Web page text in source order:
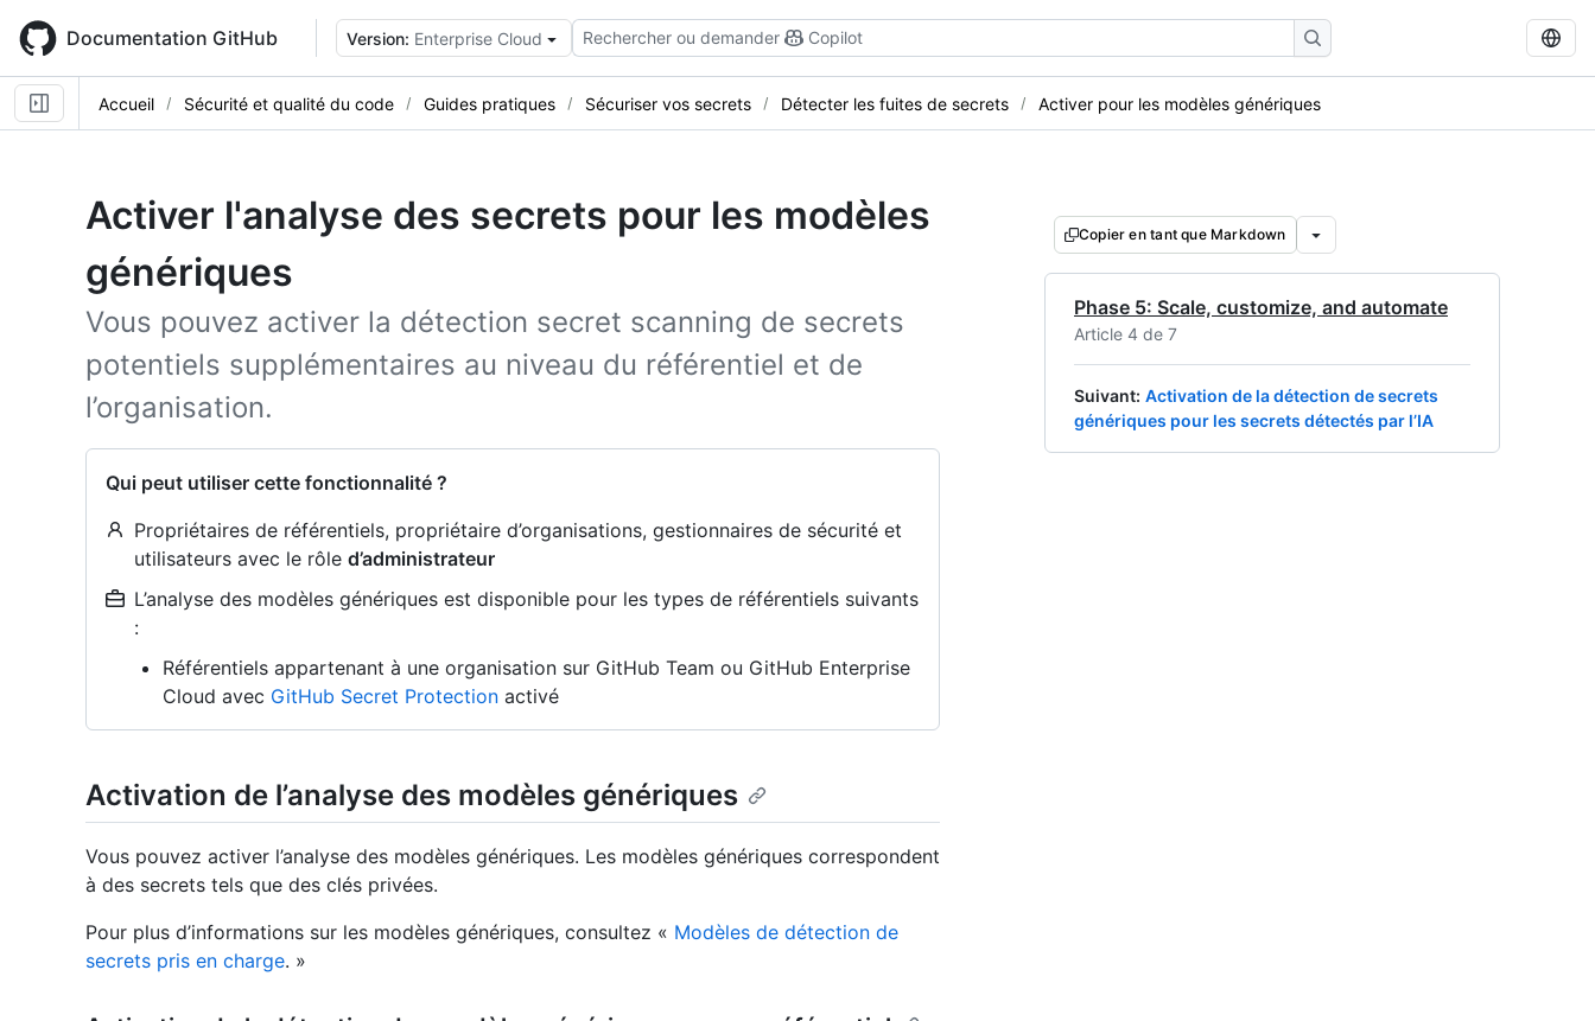
main
content
Documentation GitHub Version: Enterprise Cloud Rechercher ou demander Copilot
Accueil Sécurité et qualité du code Guides pratiques Sécuriser vos secrets Détecter les fuites de secrets Activer pour les modèles génériques
Activer l'analyse des secrets pour les modèles
génériques
Vous pouvez activer la détection secret scanning de secrets
potentiels supplémentaires au niveau du référentiel et de
l’organisation.
Qui peut utiliser cette fonctionnalité ?
Propriétaires de référentiels, propriétaire d’organisations, gestionnaires de sécurité et
utilisateurs avec le rôle d’administrateur
L’analyse des modèles génériques est disponible pour les types de référentiels suivants
:
Référentiels appartenant à une organisation sur GitHub Team ou GitHub Enterprise
Cloud avec GitHub Secret Protection activé
Copier en tant que Markdown
Phase 5: Scale, customize, and automate
Article 4 de 7
Suivant: Activation de la détection de secrets
génériques pour les secrets détectés par l’IA
Activation de l’analyse des modèles génériques
Vous pouvez activer l’analyse des modèles génériques. Les modèles génériques correspondent
à des secrets tels que des clés privées.
Pour plus d’informations sur les modèles génériques, consultez « Modèles de détection de
secrets pris en charge. »